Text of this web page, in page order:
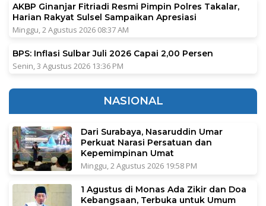
AKBP Ginanjar Fitriadi Resmi Pimpin Polres Takalar,
Harian Rakyat Sulsel Sampaikan Apresiasi
Minggu, 2 Agustus 2026 08:37 AM
BPS: Inflasi Sulbar Juli 2026 Capai 2,00 Persen
Senin, 3 Agustus 2026 13:36 PM
NASIONAL
Dari Surabaya, Nasaruddin Umar
Perkuat Narasi Persatuan dan
Kepemimpinan Umat
Minggu, 2 Agustus 2026 19:58 PM
1 Agustus di Monas Ada Zikir dan Doa
Kebangsaan, Terbuka untuk Umum